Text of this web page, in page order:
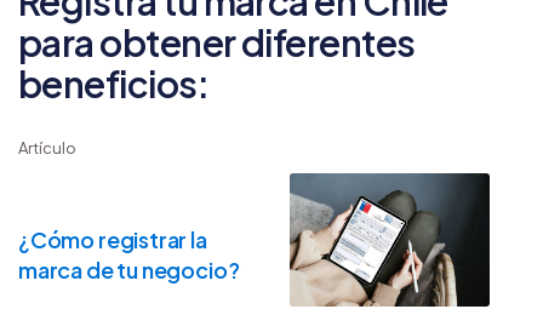
para obtener diferentes
beneficios:
Artículo
¿Cómo registrar la
marca de tu negocio?